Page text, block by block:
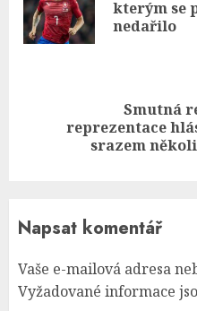
kterým se
nedařilo
Smutná
reprezentace
srazem
Napsat komentář
Vaše e-mailová adresa
Vyžadované informace